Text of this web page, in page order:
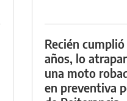
Recién cumplió
años, lo
una moto
en preventiva